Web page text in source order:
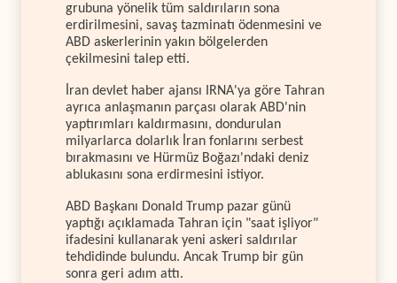
grubuna yönelik tüm saldırıların sona
erdirilmesini, savaş tazminatı ödenmesini ve
ABD askerlerinin yakın bölgelerden
çekilmesini talep etti.
İran devlet haber ajansı IRNA'ya göre Tahran
ayrıca anlaşmanın parçası olarak ABD'nin
yaptırımları kaldırmasını, dondurulan
milyarlarca dolarlık İran fonlarını serbest
bırakmasını ve Hürmüz Boğazı'ndaki deniz
ablukasını sona erdirmesini istiyor.
ABD Başkanı Donald Trump pazar günü
yaptığı açıklamada Tahran için "saat işliyor"
ifadesini kullanarak yeni askeri saldırılar
tehdidinde bulundu. Ancak Trump bir gün
sonra geri adım attı.